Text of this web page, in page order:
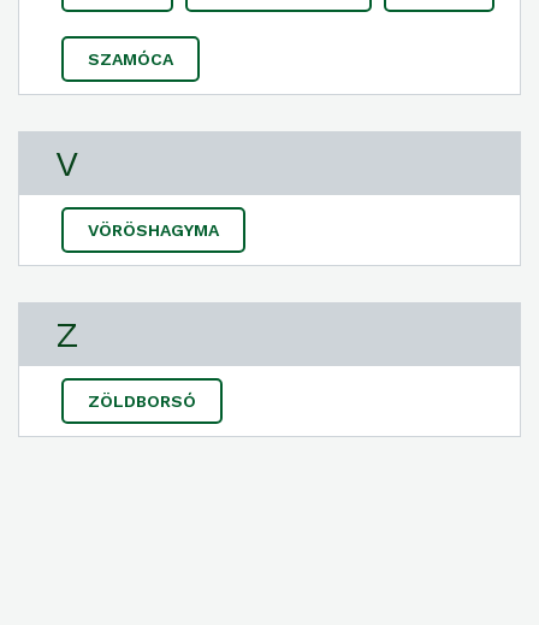
SZAMÓCA
V
VÖRÖSHAGYMA
Z
ZÖLDBORSÓ